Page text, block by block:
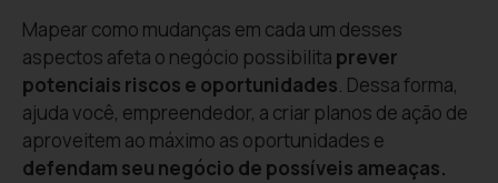
Mapear como mudanças em cada um desses
aspectos afeta o negócio possibilita prever
potenciais riscos e oportunidades. Dessa forma,
ajuda você, empreendedor, a criar planos de ação de
aproveitem ao máximo as oportunidades e
defendam seu negócio de possíveis ameaças.